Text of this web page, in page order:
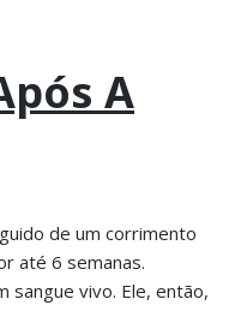
A
de um corrimento
até 6 semanas.
sangue vivo. Ele, então,